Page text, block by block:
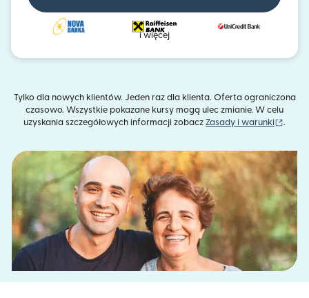
i więcej
Tylko dla nowych klientów. Jeden raz dla klienta. Oferta ograniczona
czasowo. Wszystkie pokazane kursy mogą ulec zmianie. W celu
uzyskania szczegółowych informacji zobacz Zasady i warunki .